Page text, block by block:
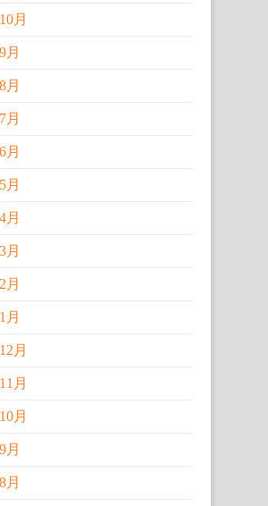
月
月
月
月
月
月
月
月
月
月
月
月
月
月
月